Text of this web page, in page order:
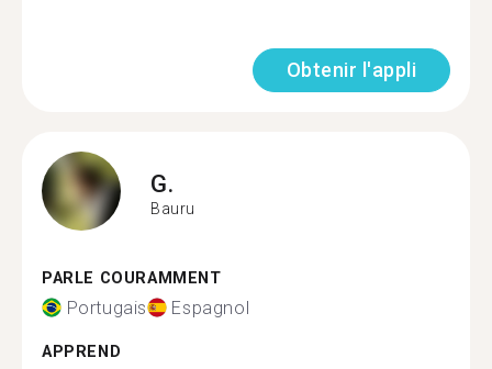
Obtenir l'appli
G.
Bauru
PARLE COURAMMENT
Portugais Espagnol
APPREND